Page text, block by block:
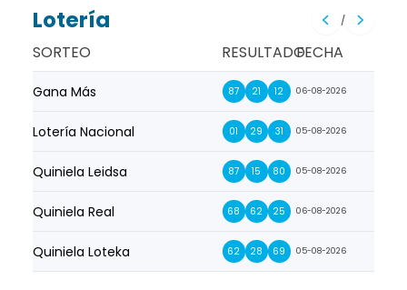
Lotería /
SORTEO RESULTADOFECHA
Gana Más 87 21 12 06-08-2026
Lotería Nacional 01 29 31 05-08-2026
Quiniela Leidsa 87 15 80 05-08-2026
Quiniela Real 68 62 25 06-08-2026
Quiniela Loteka 62 28 69 05-08-2026